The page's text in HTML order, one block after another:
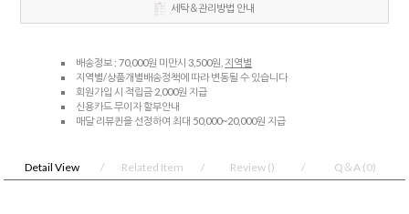
세탁＆관리방법 안내
배송정보 : 70,000원 미만시 3,500원, 지역별
지역별/상품개별배송정책에 따라 변동될 수 있습니다
회원가입 시 적립금 2,000원 지급
신용카드 무이자 할부안내
매달 리뷰퀸을 선정하여 최대 50,000~20,000원 지급
Detail View Related Item Review () Q＆A (0)